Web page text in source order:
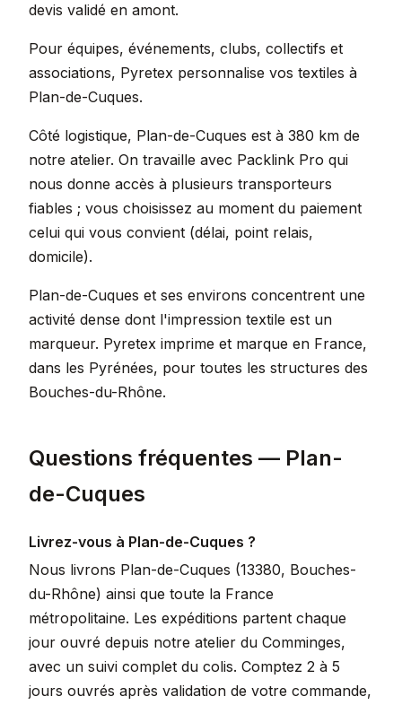
devis validé en amont.
Pour équipes, événements, clubs, collectifs et
associations, Pyretex personnalise vos textiles à
Plan-de-Cuques.
Côté logistique, Plan-de-Cuques est à 380 km de
notre atelier. On travaille avec Packlink Pro qui
nous donne accès à plusieurs transporteurs
fiables ; vous choisissez au moment du paiement
celui qui vous convient (délai, point relais,
domicile).
Plan-de-Cuques et ses environs concentrent une
activité dense dont l'impression textile est un
marqueur. Pyretex imprime et marque en France,
dans les Pyrénées, pour toutes les structures des
Bouches-du-Rhône.
Questions fréquentes — Plan-
de-Cuques
Livrez-vous à Plan-de-Cuques ?
Nous livrons Plan-de-Cuques (13380, Bouches-
du-Rhône) ainsi que toute la France
métropolitaine. Les expéditions partent chaque
jour ouvré depuis notre atelier du Comminges,
avec un suivi complet du colis. Comptez 2 à 5
jours ouvrés après validation de votre commande,